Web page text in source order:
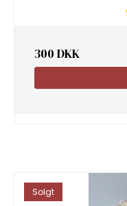
300 DKK
Solgt